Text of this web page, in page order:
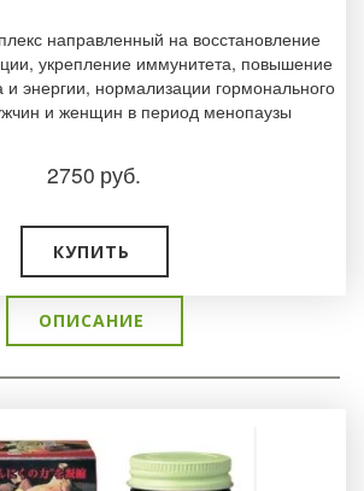
направленный на восстановление
укрепление иммунитета, повышение
и энергии, нормализации гормонального
и женщин в период менопаузы
2750 руб.
КУПИТЬ
ОПИСАНИЕ